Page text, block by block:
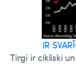
IR
Tirgi ir cikliski